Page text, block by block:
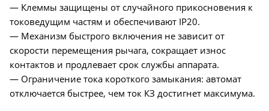
— Клеммы защищены от случайного прикосновения к
токоведущим частям и обеспечивают IP20.
— Механизм быстрого включения не зависит от
скорости перемещения рычага, сокращает износ
контактов и продлевает срок службы аппарата.
— Ограничение тока короткого замыкания: автомат
отключается быстрее, чем ток КЗ достигнет максимума.